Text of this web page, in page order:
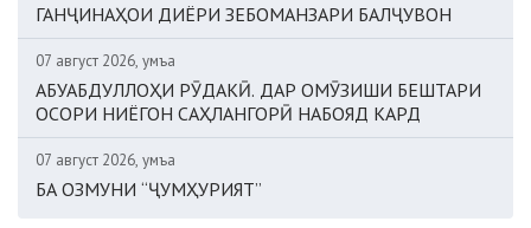
ГАНҶИНАҲОИ ДИЁРИ ЗЕБОМАНЗАРИ БАЛҶУВОН
07 август 2026, Ҷумъа
АБУАБДУЛЛОҲИ РӮДАКӢ. ДАР ОМӮЗИШИ БЕШТАРИ
ОСОРИ НИЁГОН САҲЛАНГОРӢ НАБОЯД КАРД
07 август 2026, Ҷумъа
БА ОЗМУНИ “ҶУМҲУРИЯТ”